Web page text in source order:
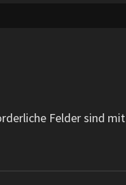
Felder sind mit